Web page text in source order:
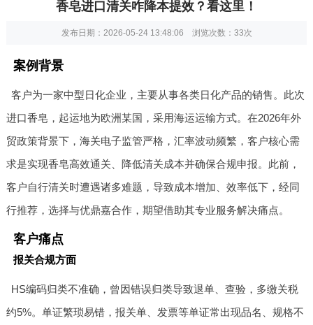
香皂进口清关咋降本提效？看这里！
发布日期：2026-05-24 13:48:06 浏览次数： 33次
案例背景
客户为一家中型日化企业，主要从事各类日化产品的销售。此次
进口香皂，起运地为欧洲某国，采用海运运输方式。在2026年外
贸政策背景下，海关电子监管严格，汇率波动频繁，客户核心需
求是实现香皂高效通关、降低清关成本并确保合规申报。此前，
客户自行清关时遭遇诸多难题，导致成本增加、效率低下，经同
行推荐，选择与优鼎嘉合作，期望借助其专业服务解决痛点。
客户痛点
报关合规方面
HS编码归类不准确，曾因错误归类导致退单、查验，多缴关税
约5%。单证繁琐易错，报关单、发票等单证常出现品名、规格不